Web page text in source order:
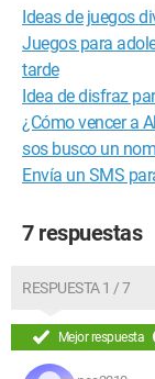
Ideas de juegos
Juegos para
tarde
Idea de disfraz
¿Cómo vencer a
sos busco un
Envía un SMS
7 respuestas
RESPUESTA 1 / 7
Mejor respuesta